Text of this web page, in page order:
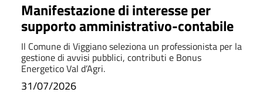
Manifestazione di interesse per
supporto amministrativo-contabile
Il Comune di Viggiano seleziona un professionista per la
gestione di avvisi pubblici, contributi e Bonus
Energetico Val d’Agri.
31/07/2026